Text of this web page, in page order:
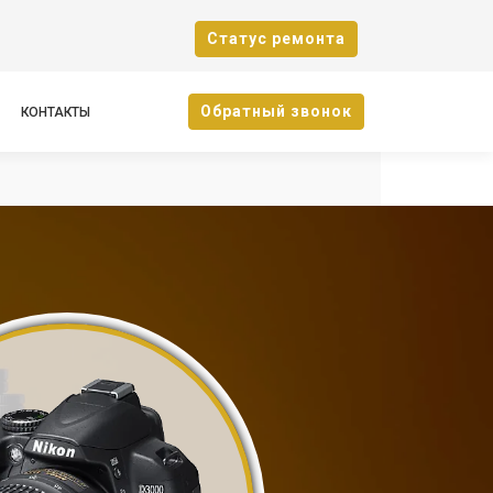
Cтатус ремонта
КОНТАКТЫ Oбратный звонок